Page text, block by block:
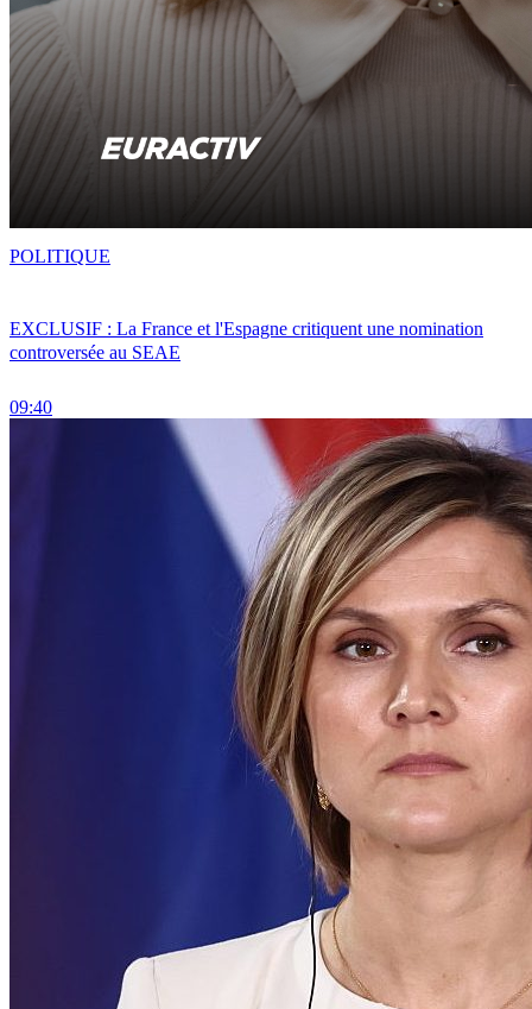
EXCLUSIF : La France et l'Espagne critiquent une nomination
controversée au SEAE
09:40
POLITIQUE